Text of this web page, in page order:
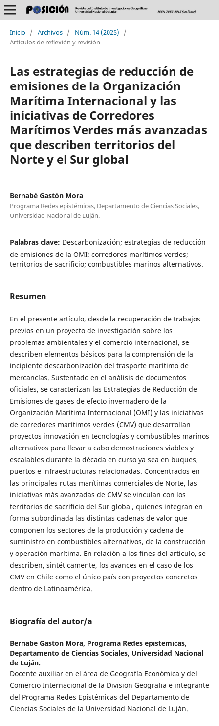
Inicio / Archivos / Núm. 14 (2025)
/
Artículos de reflexión y revisión
Las estrategias de reducción de
emisiones de la Organización
Marítima Internacional y las
iniciativas de Corredores
Marítimos Verdes más avanzadas
que describen territorios del
Norte y el Sur global
Bernabé Gastón Mora
Programa Redes epistémicas, Departamento de Ciencias Sociales,
Universidad Nacional de Luján.
Palabras clave: Descarbonización; estrategias de reducción
de emisiones de la OMI; corredores marítimos verdes;
territorios de sacrificio; combustibles marinos alternativos.
Resumen
En el presente artículo, desde la recuperación de trabajos
previos en un proyecto de investigación sobre los
problemas ambientales y el comercio internacional, se
describen elementos básicos para la comprensión de la
incipiente descarbonización del trasporte marítimo de
mercancías. Sustentado en el análisis de documentos
oficiales, se caracterizan las Estrategias de Reducción de
Emisiones de gases de efecto invernadero de la
Organización Marítima Internacional (OMI) y las iniciativas
de corredores marítimos verdes (CMV) que desarrollan
proyectos innovación en tecnologías y combustibles marinos
alternativos para llevar a cabo demostraciones viables y
escalables durante la década en curso ya sea en buques,
puertos e infraestructuras relacionadas. Concentrados en
las principales rutas marítimas comerciales de Norte, las
iniciativas más avanzadas de CMV se vinculan con los
territorios de sacrificio del Sur global, quienes integran en
forma subordinada las distintas cadenas de valor que
componen los sectores de la producción y cadena de
suministro en combustibles alternativos, de la construcción
y operación marítima. En relación a los fines del artículo, se
describen, sintéticamente, los avances en el caso de los
CMV en Chile como el único país con proyectos concretos
dentro de Latinoamérica.
Biografía del autor/a
Bernabé Gastón Mora, Programa Redes epistémicas,
Departamento de Ciencias Sociales, Universidad Nacional
de Luján.
Docente auxiliar en el área de Geografía Económica y del
Comercio Internacional de la División Geografía e integrante
del Programa Redes Epistémicas del Departamento de
Ciencias Sociales de la Universidad Nacional de Luján.